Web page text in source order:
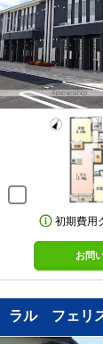
初期費用
お問
ラル フェリ